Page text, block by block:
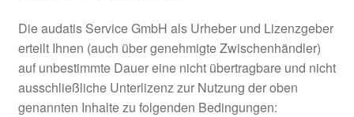
Die audatis Service GmbH als Urheber und Lizenzgeber
erteilt Ihnen (auch über genehmigte Zwischenhändler)
auf unbestimmte Dauer eine nicht übertragbare und nicht
ausschließliche Unterlizenz zur Nutzung der oben
genannten Inhalte zu folgenden Bedingungen: